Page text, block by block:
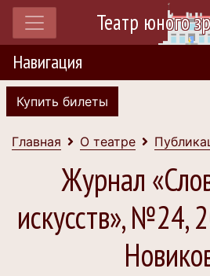
Театр юного
Навигация
Купить билеты
Главная О театре
Журнал
искусств», №24,